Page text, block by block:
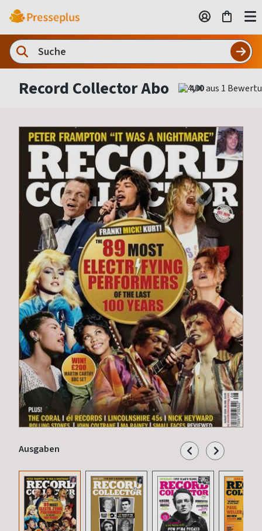
Record Collector Abo 4,00
Ausgaben